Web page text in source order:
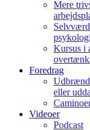
Mere
Kursus i
Foredrag
eller
Videoer
Podcast